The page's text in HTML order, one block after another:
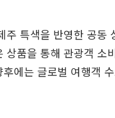
주 특색을 반영한 공동
상품을 통해 관광객 소
에는 글로벌 여행객